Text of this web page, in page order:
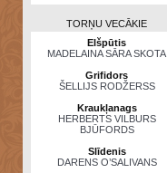
TORŅU VECĀKIE
Elšpūtis
MADELAINA SĀRA SKOTA
Grifidors
ŠELLIJS RODŽERSS
Kraukļanags
HERBERTS VILBURS
BJŪFORDS
Slīdenis
DARENS O’SALIVANS